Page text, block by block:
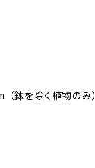
鉢を除く植物のみ）